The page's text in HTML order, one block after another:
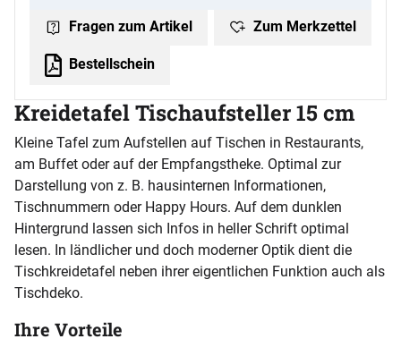
Fragen zum Artikel Zum Merkzettel
Bestellschein
Kreidetafel Tischaufsteller 15 cm
Kleine Tafel zum Aufstellen auf Tischen in Restaurants,
am Buffet oder auf der Empfangstheke. Optimal zur
Darstellung von z. B. hausinternen Informationen,
Tischnummern oder Happy Hours. Auf dem dunklen
Hintergrund lassen sich Infos in heller Schrift optimal
lesen. In ländlicher und doch moderner Optik dient die
Tischkreidetafel neben ihrer eigentlichen Funktion auch als
Tischdeko.
Ihre Vorteile